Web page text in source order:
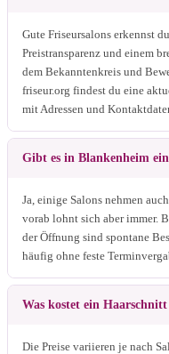
Gute Friseursalons erkennst
Preistransparenz und einem
dem Bekanntenkreis und
friseur.org findest du eine
mit Adressen und
Gibt es in Blankenheim
Ja, einige Salons nehmen
vorab lohnt sich aber immer.
der Öffnung sind spontane
häufig ohne feste
Was kostet ein
Die Preise variieren je nach